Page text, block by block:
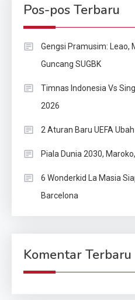
Pos-pos Terbaru
Gengsi Pramusim: Leao,
Guncang SUGBK
Timnas Indonesia Vs
2026
2 Aturan Baru UEFA
Piala Dunia 2030,
6 Wonderkid La Masia
Barcelona
Komentar Terbaru